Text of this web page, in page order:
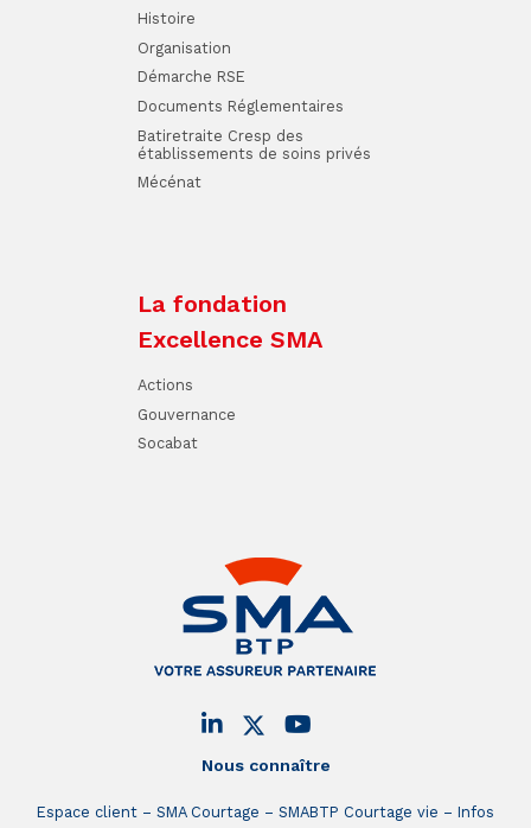
Nous connaître
Espace client SMA Courtage SMABTP Courtage vie Infos
Histoire
Organisation
Démarche RSE
Documents Réglementaires
Batiretraite Cresp des
établissements de soins privés
Mécénat
La fondation
Excellence SMA
Actions
Gouvernance
Socabat